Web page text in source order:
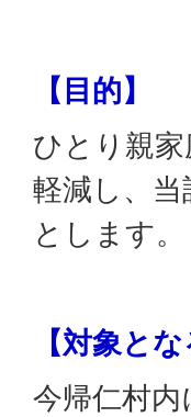
【目的】
ひとり親
軽減し、
とします。
【対象とな
今帰仁村